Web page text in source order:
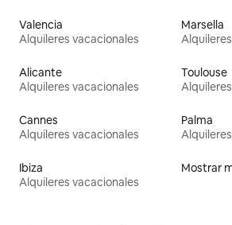
Valencia
Alquileres vacacionales
Marsella
Alicante
Alquileres vacacionales
Toulouse
Cannes
Alquileres vacacionales
Palma
Ibiza
Alquileres vacacionales
Mostrar